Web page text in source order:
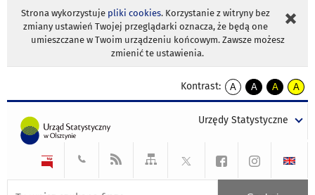
Strona wykorzystuje pliki cookies. Korzystanie z witryny bez
zmiany ustawień Twojej przeglądarki oznacza, że będą one
umieszczane w Twoim urządzeniu końcowym. Zawsze możesz
zmienić te ustawienia.
Kontrast:
A
kontrast
A
kontrast
tekst
czarnym
A
kontrast
tekst
czarnym
A
tekst
żółtym
Urzędy Statystyczne